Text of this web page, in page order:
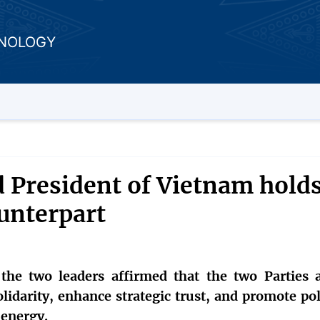
President of Vietnam
two leaders affirmed that the two Parties
enhance strategic trust, and promote